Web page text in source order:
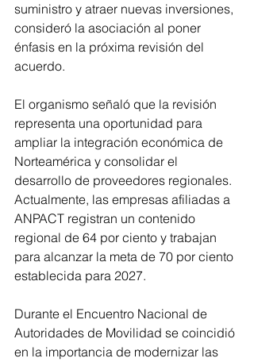
suministro y atraer nuevas inversiones,
consideró la asociación al poner
énfasis en la próxima revisión del
acuerdo.
El organismo señaló que la revisión
representa una oportunidad para
ampliar la integración económica de
Norteamérica y consolidar el
desarrollo de proveedores regionales.
Actualmente, las empresas afiliadas a
ANPACT registran un contenido
regional de 64 por ciento y trabajan
para alcanzar la meta de 70 por ciento
establecida para 2027.
Durante el Encuentro Nacional de
Autoridades de Movilidad se coincidió
en la importancia de modernizar las